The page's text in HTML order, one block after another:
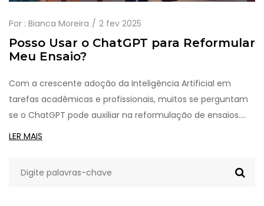
Por : Bianca Moreira 2 fev 2025
Posso Usar o ChatGPT para Reformular
Meu Ensaio?
Com a crescente adoção da Inteligência Artificial em
tarefas acadêmicas e profissionais, muitos se perguntam
se o ChatGPT pode auxiliar na reformulação de ensaios.
Este artigo explora como essa ferramenta pode ajudar a
para maximizar o uso responsável dessa tecnologia. Se
LER MAIS